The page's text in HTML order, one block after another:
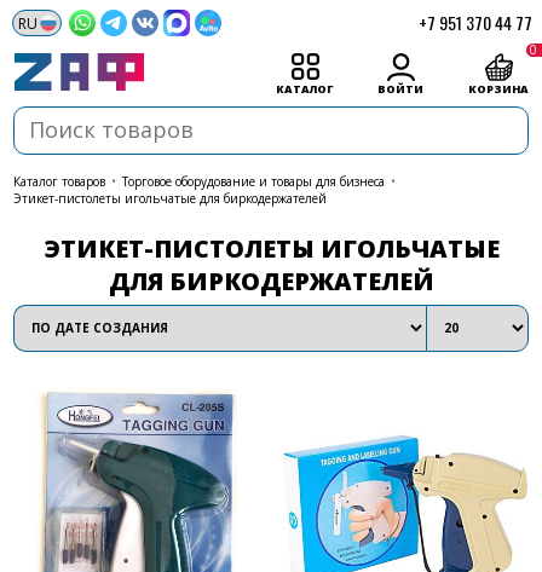
+7 951 370 44 77
КАТАЛОГ ВОЙТИ КОРЗИНА
0
каталог товаров • Торговое оборудование и товары для бизнеса •
Этикет-пистолеты игольчатые для биркодержателей
ЭТИКЕТ-ПИСТОЛЕТЫ ИГОЛЬЧАТЫЕ
ДЛЯ БИРКОДЕРЖАТЕЛЕЙ